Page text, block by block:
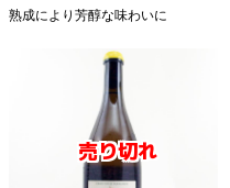
熟成により芳醇な味わいに